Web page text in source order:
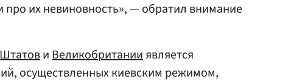
про их невиновность», — обратил внимание
иВеликобританииявляется
осуществленных киевским режимом,